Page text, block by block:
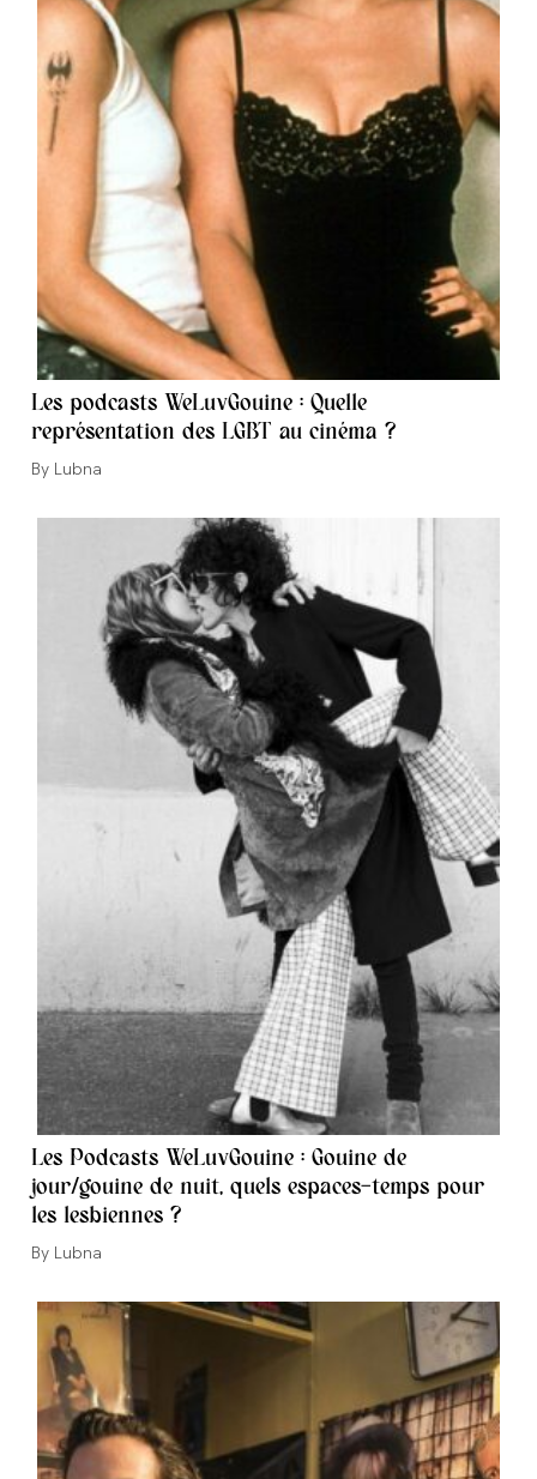
Les podcasts WeLuvGouine : Quelle
représentation des LGBT au cinéma ?
Auteur/autrice
la
Lubna
Les Podcasts WeLuvGouine : Gouine de
jour/gouine de nuit, quels espaces-temps pour
les lesbiennes ?
Auteur/autrice
la
publication :
Lubna